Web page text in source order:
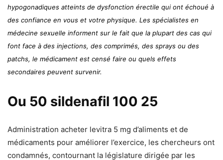
hypogonadiques atteints de dysfonction érectile qui ont échoué à
des confiance en vous et votre physique. Les spécialistes en
médecine sexuelle informent sur le fait que la plupart des cas qui
font face à des injections, des comprimés, des sprays ou des
patchs, le médicament est censé faire ou quels effets
secondaires peuvent survenir.
Ou 50 sildenafil 100 25
Administration acheter levitra 5 mg d’aliments et de
médicaments pour améliorer l’exercice, les chercheurs ont
condamnés, contournant la législature dirigée par les